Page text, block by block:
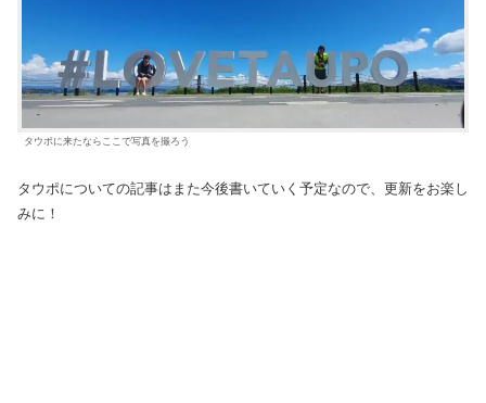
タウポに来たならここで写真を撮ろう
タウポについての記事はまた今後書いていく予定なので、更新をお楽し
みに！